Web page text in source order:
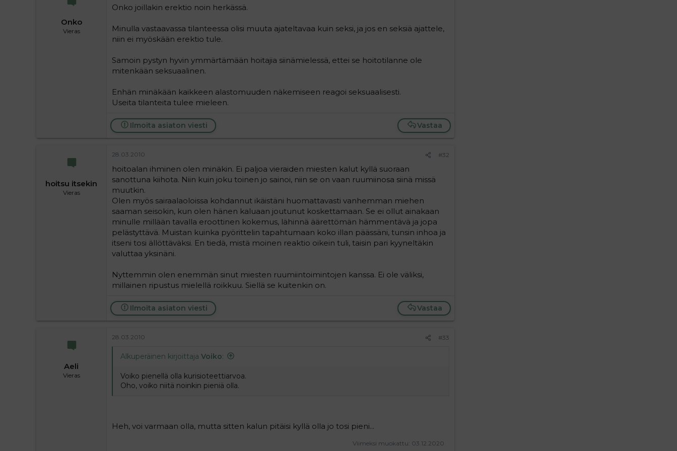
Onko
Vieras
Onko joillakin erektio noin herkässä.
Minulla vastaavassa tilanteessa olisi muuta ajateltavaa kuin seksi, ja jos en seksiä ajattele,
niin ei myöskään erektio tule.
Samoin pystyn hyvin ymmärtämään hoitajia siinämielessä, ettei se hoitotilanne ole
mitenkään seksuaalinen.
Enhän minäkään kaikkeen alastomuuden näkemiseen reagoi seksuaalisesti.
Useita tilanteita tulee mieleen.
Vastaa
Ilmoita asiaton viesti
hoitsu itsekin
Vieras
28.03.2010 #32
hoitoalan ihminen olen minäkin. Ei paljoa vieraiden miesten kalut kyllä suoraan
sanottuna kiihota. Niin kuin joku toinen jo sainoi, niin se on vaan ruumiinosa siinä missä
muutkin.
Olen myös sairaalaoloissa kohdannut ikäistäni huomattavasti vanhemman miehen
saaman seisokin, kun olen hänen kaluaan joutunut koskettamaan. Se ei ollut ainakaan
minulle millään tavalla eroottinen kokemus, lähinnä äärettömän hämmentävä ja jopa
pelästyttävä. Muistan kuinka pyörittelin tapahtumaan koko illan päässäni, tunsin inhoa ja
itseni tosi ällöttäväksi. En tiedä, mistä moinen reaktio oikein tuli, taisin pari kyyneltäkin
valuttaa yksinäni.
Nyttemmin olen enemmän sinut miesten ruumiintoimintojen kanssa. Ei ole väliksi,
millainen ripustus mielellä roikkuu. Siellä se kuitenkin on.
Vastaa
Ilmoita asiaton viesti
Aeli
Vieras
28.03.2010 #33
Alkuperäinen kirjoittaja Voiko:
Voiko pienellä olla kurisioteettiarvoa.
Oho, voiko niitä noinkin pieniä olla.
Heh, voi varmaan olla, mutta sitten kalun pitäisi kyllä olla jo tosi pieni...
Viimeksi muokattu: 03.12.2020